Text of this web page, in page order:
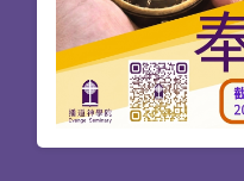
彈性神學進修
文學學士及基督
AdvDipCS)
聖經研究深造